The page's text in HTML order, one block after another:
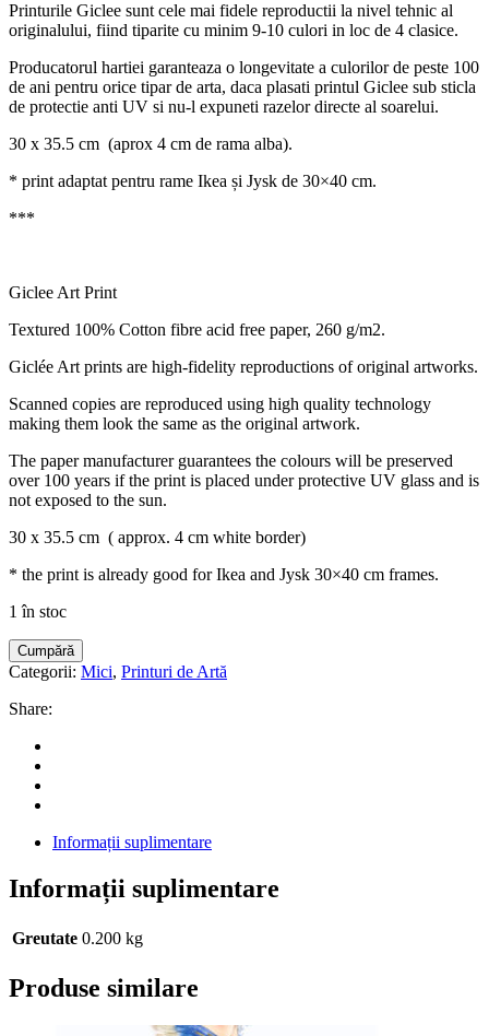
Printurile Giclee sunt cele mai fidele reproductii la nivel tehnic al
originalului, fiind tiparite cu minim 9-10 culori in loc de 4 clasice.
Producatorul hartiei garanteaza o longevitate a culorilor de peste 100
de ani pentru orice tipar de arta, daca plasati printul Giclee sub sticla
de protectie anti UV si nu-l expuneti razelor directe al soarelui.
30 x 35.5 cm (aprox 4 cm de rama alba).
* print adaptat pentru rame Ikea și Jysk de 30×40 cm.
***
Giclee Art Print
Textured 100% Cotton fibre acid free paper, 260 g/m2.
Giclée Art prints are high-fidelity reproductions of original artworks.
Scanned copies are reproduced using high quality technology
making them look the same as the original artwork.
The paper manufacturer guarantees the colours will be preserved
over 100 years if the print is placed under protective UV glass and is
not exposed to the sun.
30 x 35.5 cm ( approx. 4 cm white border)
* the print is already good for Ikea and Jysk 30×40 cm frames.
1 în stoc
Cumpără
Categorii: Mici, Printuri de Artă
Share:
Informații suplimentare
Informații suplimentare
Greutate 0.200 kg
Produse similare